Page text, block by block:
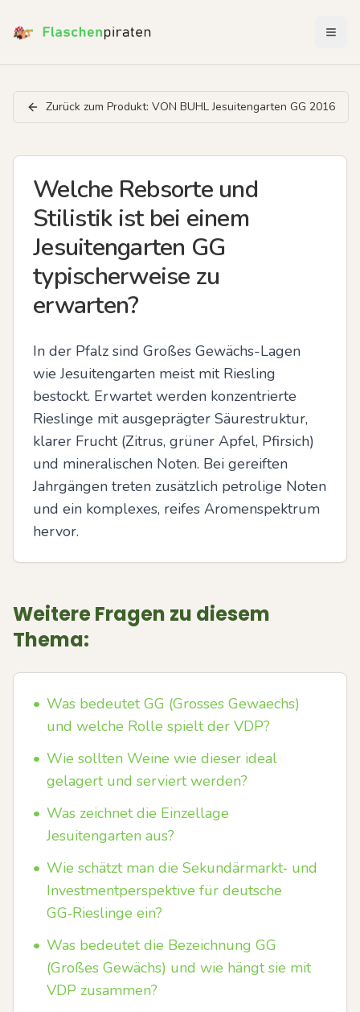
Zurück zum Produkt: VON BUHL Jesuitengarten GG 2016
Welche Rebsorte und
Stilistik ist bei einem
Jesuitengarten GG
typischerweise zu
erwarten?
In der Pfalz sind Großes Gewächs-Lagen
wie Jesuitengarten meist mit Riesling
bestockt. Erwartet werden konzentrierte
Rieslinge mit ausgeprägter Säurestruktur,
klarer Frucht (Zitrus, grüner Apfel, Pfirsich)
und mineralischen Noten. Bei gereiften
Jahrgängen treten zusätzlich petrolige Noten
und ein komplexes, reifes Aromenspektrum
hervor.
Weitere Fragen zu diesem
Thema:
• Was bedeutet GG (Grosses Gewaechs)
und welche Rolle spielt der VDP?
• Wie sollten Weine wie dieser ideal
gelagert und serviert werden?
• Was zeichnet die Einzellage
Jesuitengarten aus?
• Wie schätzt man die Sekundärmarkt‑ und
Investmentperspektive für deutsche
GG‑Rieslinge ein?
• Was bedeutet die Bezeichnung GG
(Großes Gewächs) und wie hängt sie mit
VDP zusammen?